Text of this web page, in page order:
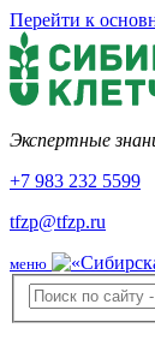
Перейти к
Экспертные
+7 983 232 5599
tfzp@tfzp.ru
меню